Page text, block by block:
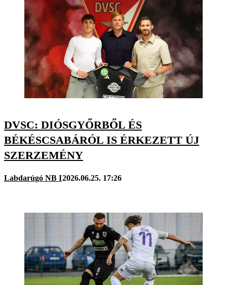
DVSC: DIÓSGYŐRBŐL ÉS
BÉKÉSCSABÁRÓL IS ÉRKEZETT ÚJ
SZERZEMÉNY
Labdarúgó NB I2026.06.25. 17:26